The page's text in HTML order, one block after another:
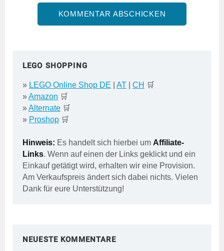
LEGO SHOPPING
» LEGO Online Shop DE AT CH 🛒
»Amazon 🛒
»Alternate 🛒
» Proshop 🛒
Hinweis: Es handelt sich hierbei um Affiliate-
Links. Wenn auf einen der Links geklickt und ein
Einkauf getätigt wird, erhalten wir eine Provision.
Am Verkaufspreis ändert sich dabei nichts. Vielen
Dank für eure Unterstützung!
NEUESTE KOMMENTARE